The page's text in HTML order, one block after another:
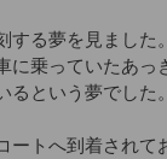
する夢を見まし
に乗っていたあ
という夢でした。
ートへ到着され